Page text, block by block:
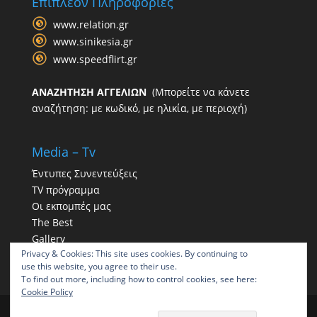
www.relation.gr
www.sinikesia.gr
www.speedflirt.gr
ΑΝΑΖΗΤΗΣΗ ΑΓΓΕΛΙΩΝ(Μπορείτε να κάνετε
αναζήτηση: με κωδικό, με ηλικία, με περιοχή)
Media – Tv
Έντυπες Συνεντεύξεις
TV πρόγραμμα
Οι εκπομπές μας
The Best
Gallery
Η παρουσία μας στα social
Privacy & Cookies: This site uses cookies. By continuing to
use this website, you agree to their use.
To find out more, including how to control cookies, see here:
Cookie Policy